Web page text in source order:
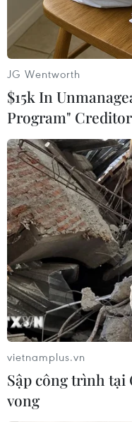
bệnh."
Bị cáo Nguyễn Minh
kiêm Tổng giám đốc
Ngày 18/5, sau ba
Cấp cao tại Thành
phiên tòa xét xử
9.300 hộp thuốc
giả) xảy ra tại
JG Wentworth
$15k In
Program"
vietnamplus.vn
Sập công trình tại
vong